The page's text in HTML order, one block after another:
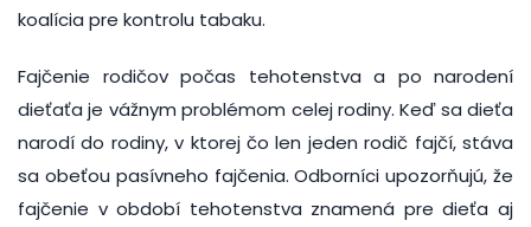
koalícia pre kontrolu tabaku.
Fajčenie rodičov počas tehotenstva a po narodení
dieťaťa je vážnym problémom celej rodiny. Keď sa dieťa
narodí do rodiny, v ktorej čo len jeden rodič fajčí, stáva
sa obeťou pasívneho fajčenia. Odborníci upozorňujú, že
fajčenie v období tehotenstva znamená pre dieťa aj